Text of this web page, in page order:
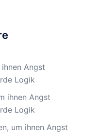
Angst
Logik
ihnen Angst
Logik
um ihnen Angst